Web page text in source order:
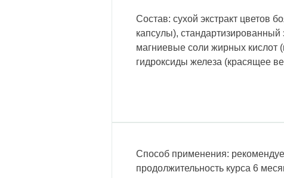
Состав: сухой экстракт цветов
капсулы),
магниевые соли жирных кислот
гидроксиды железа (красящее
Способ применения:
продолжительность курса 6